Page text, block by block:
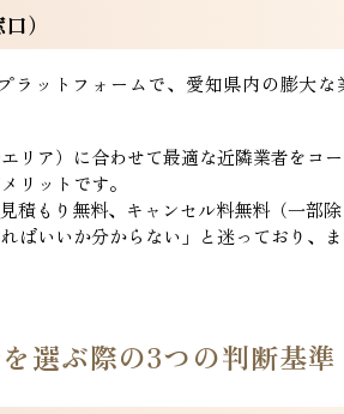
）
ラットフォームで、愛知県内の膨大
リア）に合わせて最適な近隣業者をコ
リットです。
積もり無料、キャンセル料無料（一部
ればいいか分からない」と迷っており、
選ぶ際の3つの判断基準